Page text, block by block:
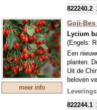
soepen,
jonge
een
schaadt.
Hoe
822240.2
meer info
Goji-Bes
Lycium
(Engels:
Een
planten.
Uit de
beloven
takken,
half
822244.1